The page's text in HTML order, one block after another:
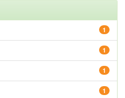
1
1
1
1